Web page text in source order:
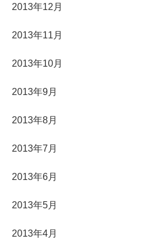
2013年12月
2013年11月
2013年10月
2013年9月
2013年8月
2013年7月
2013年6月
2013年5月
2013年4月